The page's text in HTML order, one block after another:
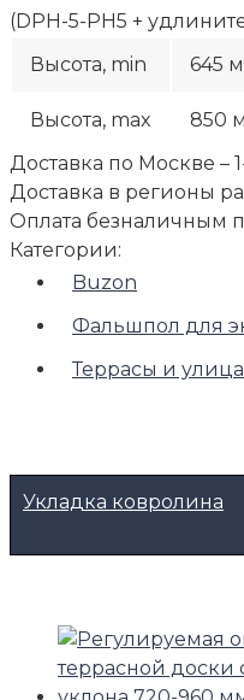
(DPH-5-PH5 +
Высота, min
645
Высота, max
850
Доставка по Москве –
Доставка в регионы
Оплата безналичным
Категории:
Buzon
Фальшпол для
Террасы и улица
Укладка ковролина